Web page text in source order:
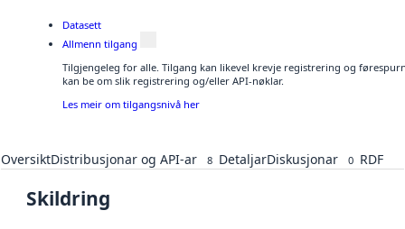
Datasett
Allmenn tilgang
Tilgjengeleg for alle. Tilgang kan likevel krevje registrering og
kan be om slik registrering og/eller API-nøklar.
Les meir om tilgangsnivå her
OversiktDistribusjonar og API-ar 8 DetaljarDiskusjonar 0 RDF
Skildring